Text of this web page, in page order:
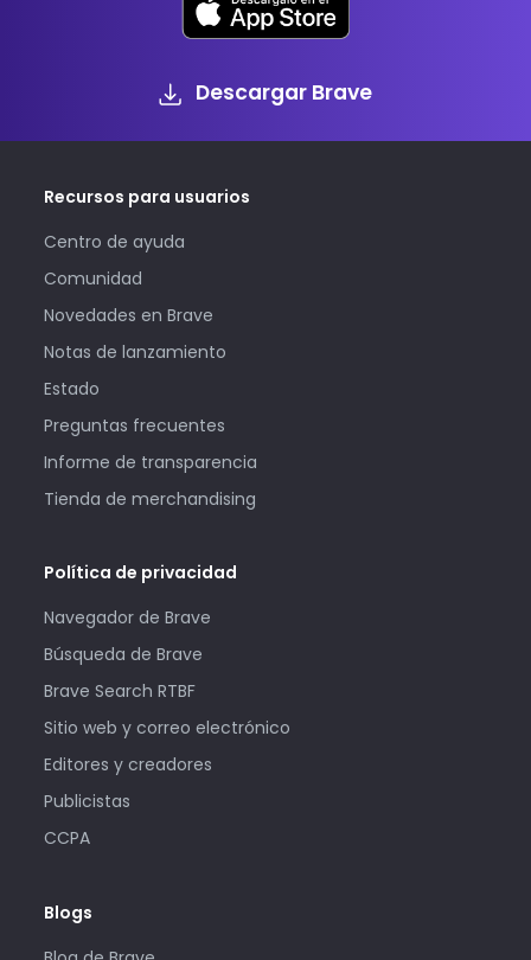
Descargar Brave
Recursos para usuarios
Centro de ayuda
Comunidad
Novedades en Brave
Notas de lanzamiento
Estado
Preguntas frecuentes
Informe de transparencia
Tienda de merchandising
Política de privacidad
Navegador de Brave
Búsqueda de Brave
Brave Search RTBF
Sitio web y correo electrónico
Editores y creadores
Publicistas
CCPA
Blogs